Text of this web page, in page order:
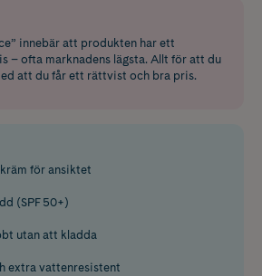
innebär att produkten har ett
– ofta marknadens lägsta. Allt för att du
att du får ett rättvist och bra pris.
för ansiktet
(SPF 50+)
utan att kladda
extra vattenresistent